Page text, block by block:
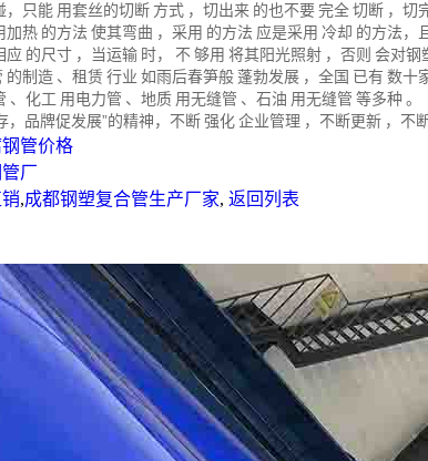
，只能 用套丝的切断 方式 ，切出来 的也不要完全切断 ，切
加热 的方法 使其弯曲 ，采用 的方法 应是采用 冷却 的方法，
应 的尺寸 ，当运输 时， 不够用 将其阳光照射 ，否则 会对钢
的制造 、租赁行业 如雨后春笋般蓬勃发展 ，全国 已有 数十
、化工 用电力管 、地质 用无缝管 、石油 用无缝管 等多种 。
，品牌促发展”的精神，不断强化企业管理 ，不断更新 ，不
管价格
厂
,成都钢塑复合管生产厂家, 返回列表